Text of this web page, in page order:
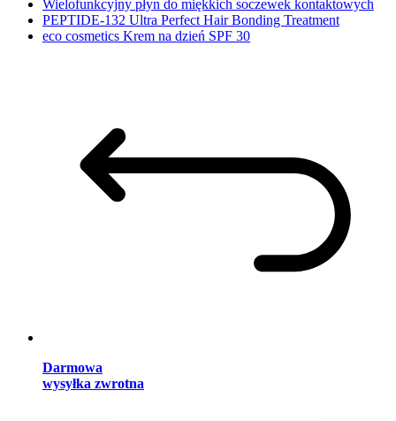
Wielofunkcyjny płyn do miękkich soczewek kontaktowych
PEPTIDE-132 Ultra Perfect Hair Bonding Treatment
eco cosmetics Krem na dzień SPF 30
Darmowa
wysyłka zwrotna